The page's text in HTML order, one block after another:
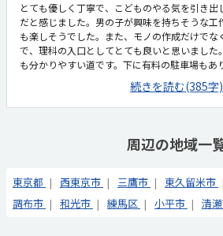
とても優しく丁寧で、こどものやる気を引き
だと感じました。男の子が興味を持ちそうな工
も楽しそうでした。また、モノの作成だけで
で、理科の入口としてとても良いと思いました
も分かりやすい道です。下に有料の駐車場もあ
思いました。子供の自主性を重んじる雰囲気で
としてました。職員の方も皆挨拶をしっかりし
でした。月2回、教材費込みでこちらの値段に
がとにかく子どものしたいことや自主性を優先
のびのび楽しそうにしていたのが良かった。授
続きを読む(385字)
周辺の地域一
東京都 西東京市 三鷹市 東久留米市
調布市
和光市 練馬区 小平市 清